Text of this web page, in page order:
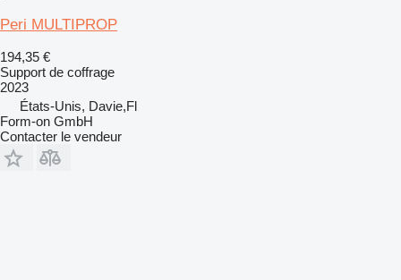
Peri MULTIPROP
194,35 €
Support de coffrage
2023
États-Unis, Davie,Fl
Form-on GmbH
Contacter le vendeur